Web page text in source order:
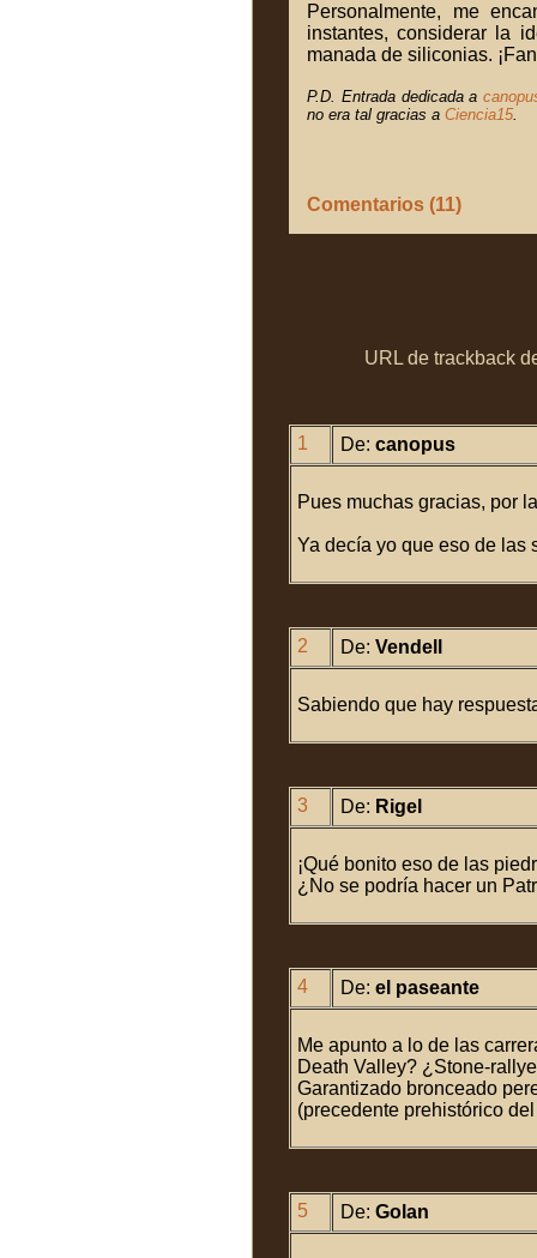
Personalmente, me
instantes, considerar la
manada de siliconias.
P.D. Entrada dedicada a
no era tal gracias a Ciencia15.
Comentarios (11)
URL de trackback
1 De: canopus
Pues muchas gracias, por
Ya decía yo que eso de las
2 De: Vendell
Sabiendo que hay
3 De: Rigel
¡Qué bonito eso de las
¿No se podría hacer un
4 De: el paseante
Me apunto a lo de las
Death Valley? ¿Stone-
Garantizado bronceado
(precedente prehistórico
5 De: Golan